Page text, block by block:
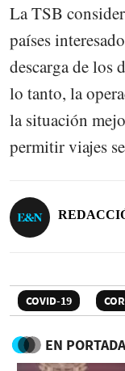
La TSB
países
descarga de los
lo tanto, la
la situación
permitir viajes
COVID-19
EN PORTADA